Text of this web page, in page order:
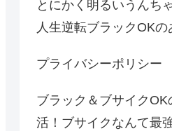
とにかく明るいうんち
人生逆転ブラックOKの
プライバシーポリシー
ブラック＆ブサイクOK
活！ブサイクなんて最